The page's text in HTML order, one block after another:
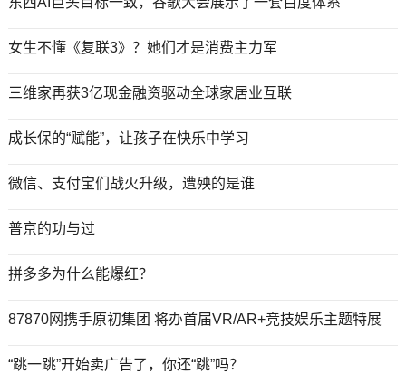
女生不懂《复联3》？她们才是消费主力军
三维家再获3亿现金融资驱动全球家居业互联
成长保的“赋能”，让孩子在快乐中学习
微信、支付宝们战火升级，遭殃的是谁
普京的功与过
拼多多为什么能爆红？
87870网携手原初集团 将办首届VR/AR+竞技娱乐主题特展
“跳一跳”开始卖广告了，你还“跳”吗？